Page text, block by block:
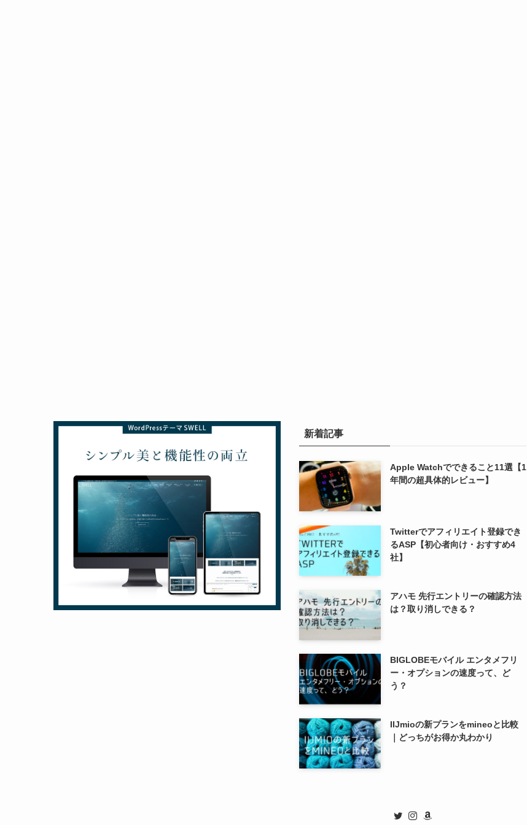
新着記事
Apple Watchでできること11選【1
年間の超具体的レビュー】
Twitterでアフィリエイト登録でき
るASP【初心者向け・おすすめ4
社】
アハモ 先行エントリーの確認方法
は？取り消しできる？
BIGLOBEモバイル エンタメフリ
ー・オプションの速度って、ど
う？
IIJmioの新プランをmineoと比較
｜どっちがお得か丸わかり